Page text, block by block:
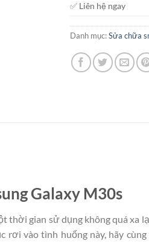
✅ Liên hệ ngay
Danh mục:Sửa chữa
Galaxy M30s
thời gian sử dụng không quá xa
rơi vào tình huống này, hãy